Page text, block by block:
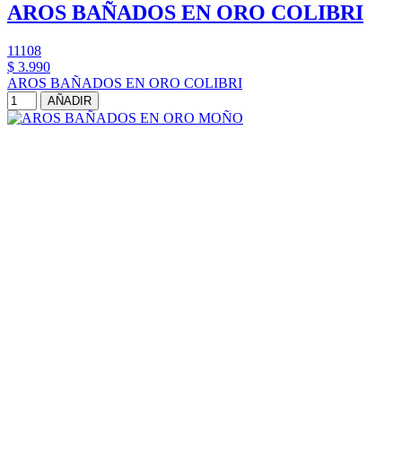
AROS BAÑADOS EN ORO COLIBRI
11108
$ 3.990
AROS BAÑADOS EN ORO COLIBRI
AÑADIR